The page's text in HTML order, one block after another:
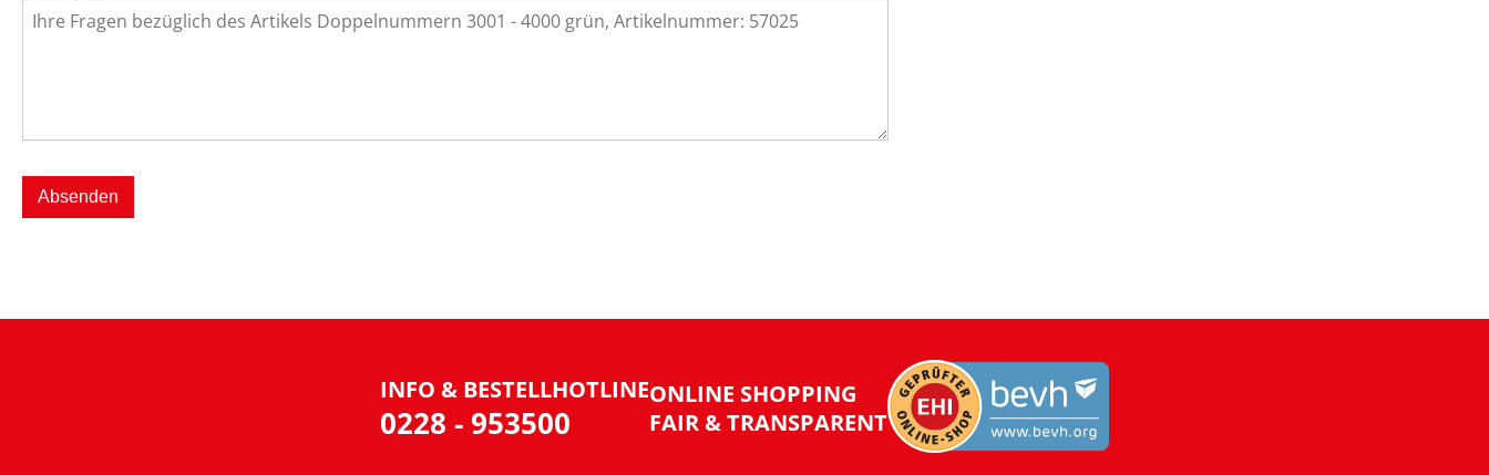
Absenden
INFO & BESTELLHOTLINE
0228 - 953500
ONLINE SHOPPING
FAIR & TRANSPARENT